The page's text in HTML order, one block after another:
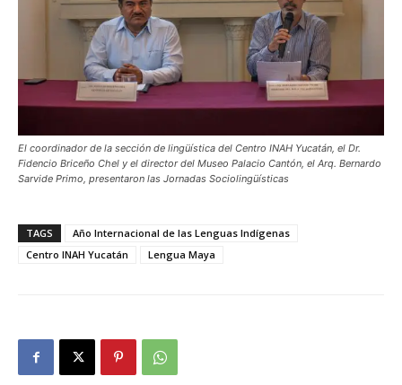
El coordinador de la sección de lingüística del Centro INAH Yucatán, el Dr.
Fidencio Briceño Chel y el director del Museo Palacio Cantón, el Arq. Bernardo
Sarvide Primo, presentaron las Jornadas Sociolingüísticas
TAGS
Año Internacional de las Lenguas Indígenas
Centro INAH Yucatán
Lengua Maya